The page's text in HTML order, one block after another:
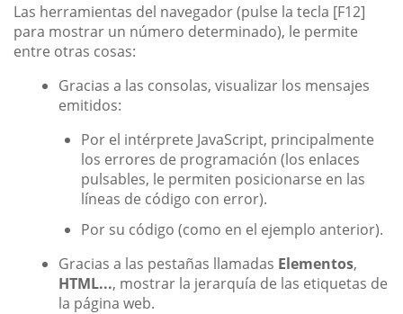
Las herramientas del navegador (pulse la tecla [F12]
para mostrar un número determinado), le permite
entre otras cosas:
Gracias a las consolas, visualizar los mensajes
emitidos:
Por el intérprete JavaScript, principalmente
los errores de programación (los enlaces
pulsables, le permiten posicionarse en las
líneas de código con error).
Por su código (como en el ejemplo anterior).
Gracias a las pestañas llamadas Elementos,
HTML..., mostrar la jerarquía de las etiquetas de
la página web.